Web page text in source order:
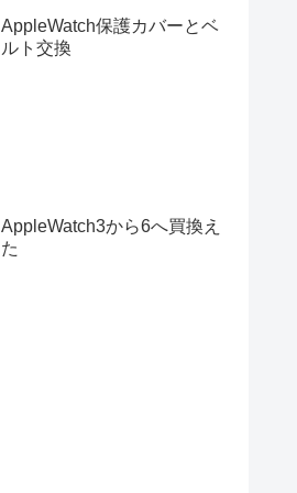
AppleWatch保護カバーとベ
ルト交換
AppleWatch3から6へ買換え
た